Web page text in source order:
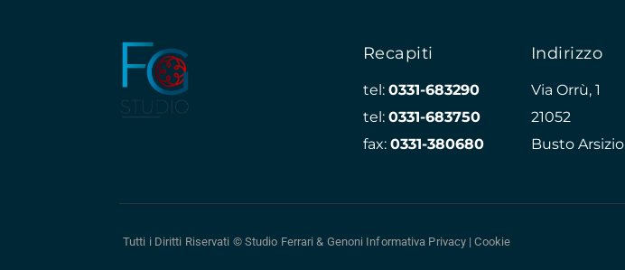
Recapiti
tel: 0331-683290
tel: 0331-683750
fax: 0331-380680
Indirizzo
Via Orrù, 1
21052
Busto Arsizio
Tutti i Diritti Riservati © Studio Ferrari & Genoni Informativa Privacy |Cookie